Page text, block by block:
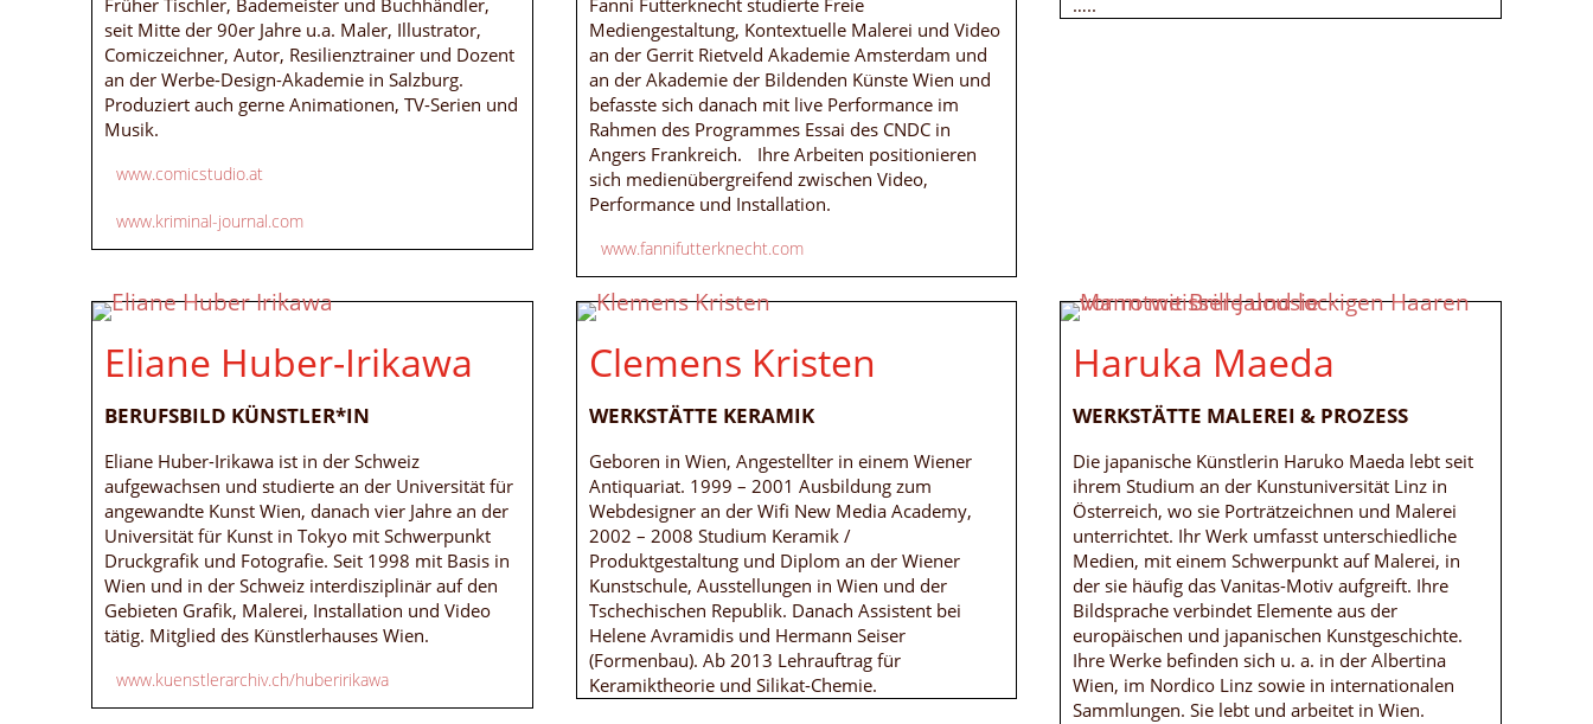
Früher Tischler, Bademeister und Buchhändler,
seit Mitte der 90er Jahre u.a. Maler, Illustrator,
Comiczeichner, Autor, Resilienztrainer und Dozent
an der Werbe-Design-Akademie in Salzburg.
Produziert auch gerne Animationen, TV-Serien und
Musik.
www.comicstudio.at
www.kriminal-journal.com
Fanni Futterknecht studierte Freie
Mediengestaltung, Kontextuelle Malerei und Video
an der Gerrit Rietveld Akademie Amsterdam und
an der Akademie der Bildenden Künste Wien und
befasste sich danach mit live Performance im
Rahmen des Programmes Essai des CNDC in
Angers Frankreich. Ihre Arbeiten positionieren
sich medienübergreifend zwischen Video,
Performance und Installation.
www.fannifutterknecht.com
…..
Eliane Huber-Irikawa
BERUFSBILD KÜNSTLER*IN
Eliane Huber-Irikawa ist in der Schweiz
aufgewachsen und studierte an der Universität für
angewandte Kunst Wien, danach vier Jahre an der
Universität für Kunst in Tokyo mit Schwerpunkt
Druckgrafik und Fotografie. Seit 1998 mit Basis in
Wien und in der Schweiz interdisziplinär auf den
Gebieten Grafik, Malerei, Installation und Video
tätig. Mitglied des Künstlerhauses Wien.
www.kuenstlerarchiv.ch/huberirikawa
Clemens Kristen
WERKSTÄTTE KERAMIK
Geboren in Wien, Angestellter in einem Wiener
Antiquariat. 1999 – 2001 Ausbildung zum
Webdesigner an der Wifi New Media Academy,
2002 – 2008 Studium Keramik /
Produktgestaltung und Diplom an der Wiener
Kunstschule, Ausstellungen in Wien und der
Tschechischen Republik. Danach Assistent bei
Helene Avramidis und Hermann Seiser
(Formenbau). Ab 2013 Lehrauftrag für
Keramiktheorie und Silikat-Chemie.
Haruka Maeda
WERKSTÄTTE MALEREI & PROZESS
Die japanische Künstlerin Haruko Maeda lebt seit
ihrem Studium an der Kunstuniversität Linz in
Österreich, wo sie Porträtzeichnen und Malerei
unterrichtet. Ihr Werk umfasst unterschiedliche
Medien, mit einem Schwerpunkt auf Malerei, in
der sie häufig das Vanitas-Motiv aufgreift. Ihre
Bildsprache verbindet Elemente aus der
europäischen und japanischen Kunstgeschichte.
Ihre Werke befinden sich u. a. in der Albertina
Wien, im Nordico Linz sowie in internationalen
Sammlungen. Sie lebt und arbeitet in Wien.